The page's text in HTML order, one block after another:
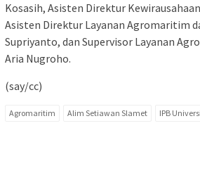
Kosasih, Asisten Direktur
Asisten Direktur Layanan Agromaritim
Supriyanto, dan Supervisor Layanan
Aria Nugroho.
(say/cc)
Agromaritim Alim Setiawan Slamet IPB